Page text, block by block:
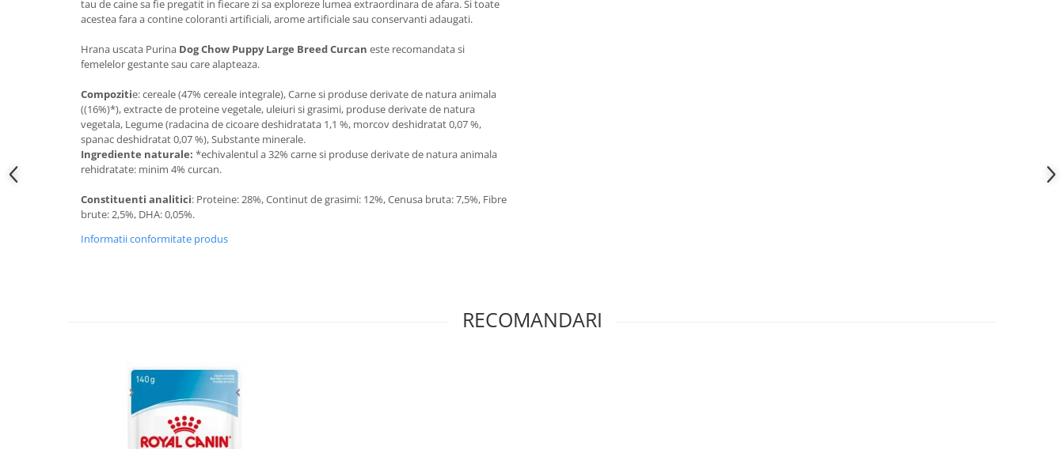
tau de caine sa fie pregatit in fiecare zi sa exploreze lumea extraordinara de afara. Si toate
acestea fara a contine coloranti artificiali, arome artificiale sau conservanti adaugati.
Hrana uscata Purina Dog Chow Puppy Large Breed Curcan este recomandata si
femelelor gestante sau care alapteaza.
Compozitie: cereale (47% cereale integrale), Carne si produse derivate de natura animala
((16%)*), extracte de proteine vegetale, uleiuri si grasimi, produse derivate de natura
vegetala, Legume (radacina de cicoare deshidratata 1,1 %, morcov deshidratat 0,07 %,
spanac deshidratat 0,07 %), Substante minerale.
Ingrediente naturale: *echivalentul a 32% carne si produse derivate de natura animala
rehidratate: minim 4% curcan.
Constituenti analitici: Proteine: 28%, Continut de grasimi: 12%, Cenusa bruta: 7,5%, Fibre
brute: 2,5%, DHA: 0,05%.
Informatii conformitate produs
RECOMANDARI